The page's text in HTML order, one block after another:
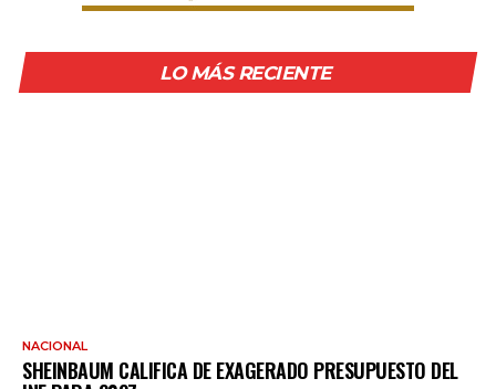
LO MÁS RECIENTE
NACIONAL
SHEINBAUM CALIFICA DE EXAGERADO PRESUPUESTO DEL